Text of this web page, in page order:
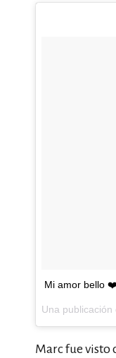
Mi amor bello
Marc fue visto